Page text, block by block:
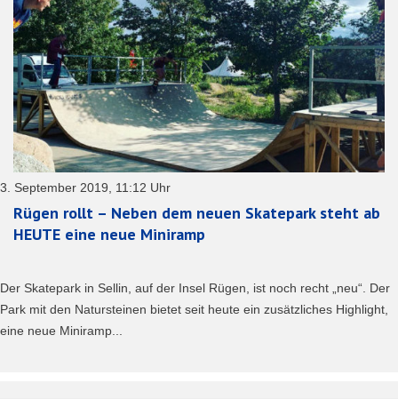
3. September 2019, 11:12 Uhr
Rügen rollt – Neben dem neuen Skatepark steht ab
HEUTE eine neue Miniramp
Der Skatepark in Sellin, auf der Insel Rügen, ist noch recht „neu“. Der
Park mit den Natursteinen bietet seit heute ein zusätzliches Highlight,
eine neue Miniramp...